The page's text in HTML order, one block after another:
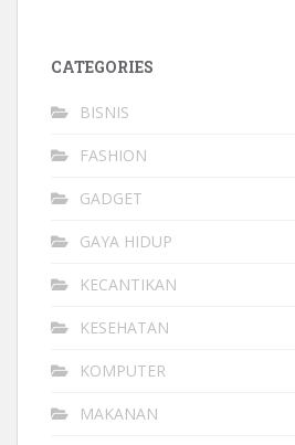
CATEGORIES
BISNIS
FASHION
GADGET
GAYA HIDUP
KECANTIKAN
KESEHATAN
KOMPUTER
MAKANAN